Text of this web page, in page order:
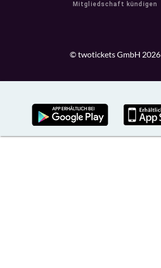
Mitgliedschaft kündigen
© twotickets GmbH 2026